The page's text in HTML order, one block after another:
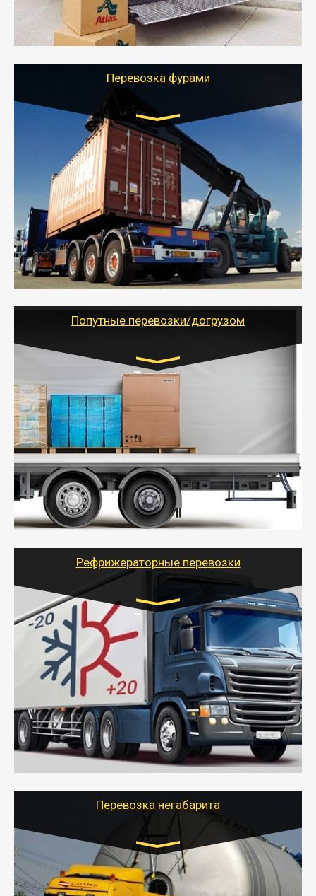
- Тайгер Логистик подберет автотранспорт, быстро и
качественно организует переезд к новому месту
службы или работы с гарантией сохранности груза и
оформлением документов, подтверждающих
Перевозка фурами
Транспорт:
Еврофура Тент от 5 до 10 тонн
грузоподъемность
от 10 000 руб. Возможен догруз
- Доставка фурой до 20 т возможна для больших
объемов грузов, упакованных в коробки, мешки,
паллеты и россыпью в самые отдаленные места
России с гарантией полной сохранности.
- Тайгер Логистик предоставляет услуги по
грузоперевозкам для физических и юридических лиц
Попутные перевозки/догрузом
Транспорт:
Газель (1,5 и 3 тонны), Бычок, Еврофура от 5 до
10 тонн
от 5000 руб. Возможен догруз
- Экономный способ доставить вещи от 200 кг в
другой город - догрузом или попутно. Попутные
грузоперевозки для физлиц, ИП и юрлиц обходятся
дешевле.
- Тайгер Логистик организует доставку
крупногабаритных и личных вещей по нужному
для погрузочно-разгрузочных работ при перевозке.
Рефрижераторные перевозки
Транспорт:
Газель (1,5 и 3 тонны), Бычок, Еврофура от 5 до
10 тонн
от 6000 руб.
- Рефрижераторные перевозки грузов с
соблюдением температурного режима, работающим
термописцем, санитарной обработкой кузова и мед.
книжкой у водителя.
- Тайгер Логистик поможет быстро перевезти
скоропортящиеся продукты в любой город России с
Перевозка негабарита
Цена за км. Рассчитывается
индивидуально